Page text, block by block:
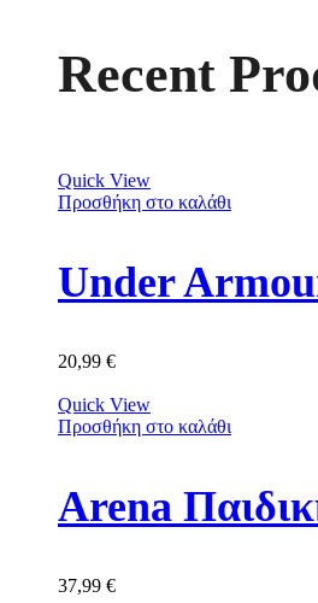
Recent
Quick View
Προσθήκη στο καλάθι
Under
20,99 €
Quick View
Προσθήκη στο καλάθι
Arena
37,99 €